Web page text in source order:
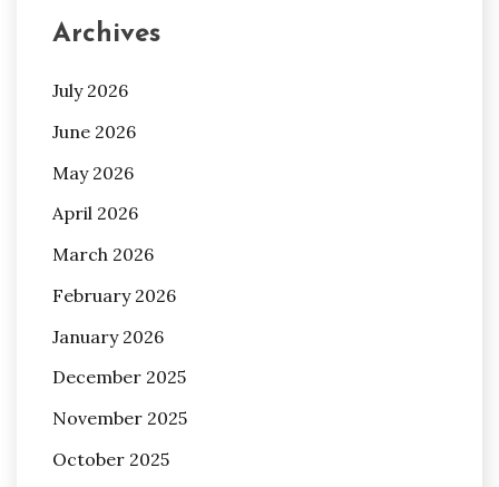
Archives
July 2026
June 2026
May 2026
April 2026
March 2026
February 2026
January 2026
December 2025
November 2025
October 2025